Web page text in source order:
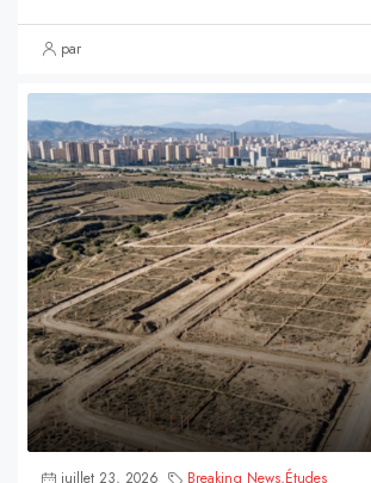
par
juillet 23, 2026 Breaking News,Études